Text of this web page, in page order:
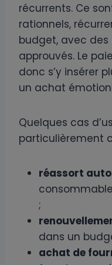
récurrents. Ce
rationnels,
budget, avec des
approuvés. Le
donc s’y insérer
un achat
Quelques cas
particulièrement
réassort
;
dans un
achat de